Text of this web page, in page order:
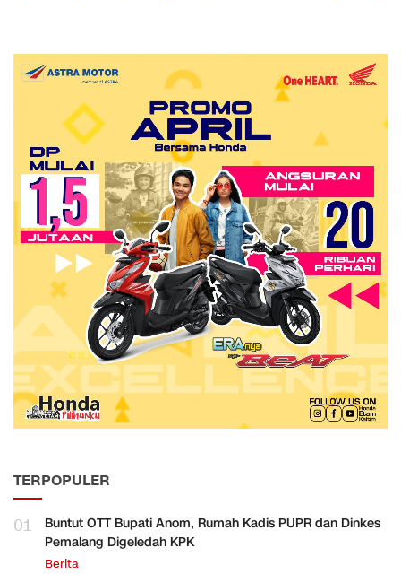
TERPOPULER
01
Buntut OTT Bupati Anom, Rumah Kadis PUPR dan Dinkes
Pemalang Digeledah KPK
Berita